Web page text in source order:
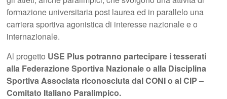
formazione universitaria post laurea ed in parallelo una
carriera sportiva agonistica di interesse nazionale e o
internazionale.
Al progetto USE Plus potranno partecipare i tesserati
alla Federazione Sportiva Nazionale o alla Disciplina
Sportiva Associata riconosciuta dal CONI o al CIP –
Comitato Italiano Paralimpico.